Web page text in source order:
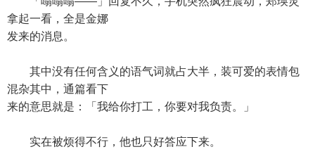
拿起一看，全是金娜
发来的消息。
其中没有任何含义的语气词就占大半，装可爱的表情包
混杂其中，通篇看下
来的意思就是：「我给你打工，你要对我负责。」
实在被烦得不行，他也只好答应下来。